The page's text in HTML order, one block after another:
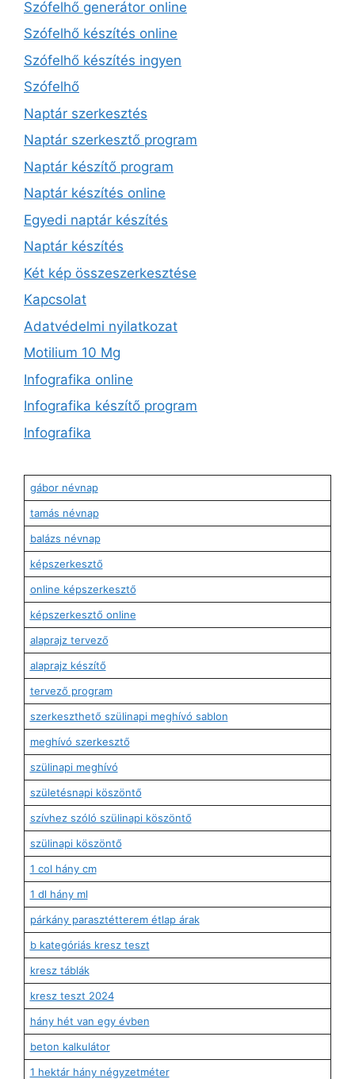
Szófelhő generátor online
Szófelhő készítés online
Szófelhő készítés ingyen
Szófelhő
Naptár szerkesztés
Naptár szerkesztő program
Naptár készítő program
Naptár készítés online
Egyedi naptár készítés
Naptár készítés
Két kép összeszerkesztése
Kapcsolat
Adatvédelmi nyilatkozat
Motilium 10 Mg
Infografika online
Infografika készítő program
Infografika
gábor névnap
tamás névnap
balázs névnap
képszerkesztő
online képszerkesztő
képszerkesztő online
alaprajz tervező
alaprajz készítő
tervező program
szerkeszthető szülinapi meghívó sablon
meghívó szerkesztő
szülinapi meghívó
születésnapi köszöntő
szívhez szóló szülinapi köszöntő
szülinapi köszöntő
1 col hány cm
1 dl hány ml
párkány parasztétterem étlap árak
b kategóriás kresz teszt
kresz táblák
kresz teszt 2024
hány hét van egy évben
beton kalkulátor
1 hektár hány négyzetméter